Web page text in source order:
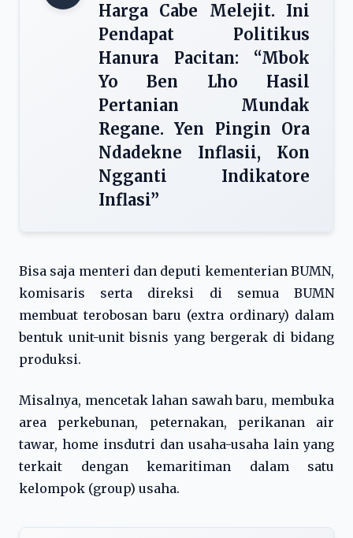
Harga Cabe Melejit. Ini
Pendapat Politikus
Hanura Pacitan: “Mbok
Yo Ben Lho Hasil
Pertanian Mundak
Regane. Yen Pingin Ora
Ndadekne Inflasii, Kon
Ngganti Indikatore
Inflasi”
Bisa saja menteri dan deputi kementerian BUMN,
komisaris serta direksi di semua BUMN
membuat terobosan baru (extra ordinary) dalam
bentuk unit-unit bisnis yang bergerak di bidang
produksi.
Misalnya, mencetak lahan sawah baru, membuka
area perkebunan, peternakan, perikanan air
tawar, home insdutri dan usaha-usaha lain yang
terkait dengan kemaritiman dalam satu
kelompok (group) usaha.